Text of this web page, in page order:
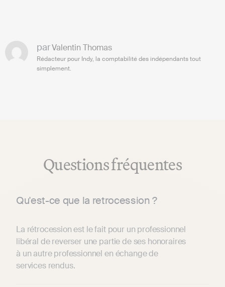
parValentin Thomas
Rédacteur pour Indy, la comptabilité des indépendants tout
simplement.
Questions fréquentes
Qu'est-ce que la retrocession ?
La rétrocession est le fait pour un professionnel
libéral de reverser une partie de ses honoraires
à un autre professionnel en échange de
services rendus.